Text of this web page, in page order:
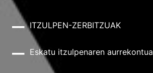
ITZULPEN-ZERBITZUAK
Eskatu itzulpenaren aurrekontua